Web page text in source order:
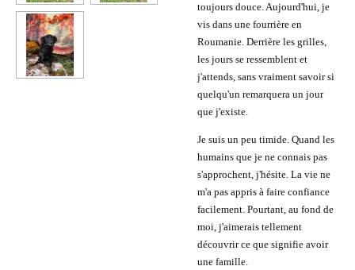
toujours douce. Aujourd'hui, je
vis dans une fourrière en
Roumanie. Derrière les grilles,
les jours se ressemblent et
j'attends, sans vraiment savoir si
quelqu'un remarquera un jour
que j'existe.
Je suis un peu timide. Quand les
humains que je ne connais pas
s'approchent, j'hésite. La vie ne
m'a pas appris à faire confiance
facilement. Pourtant, au fond de
moi, j'aimerais tellement
découvrir ce que signifie avoir
une famille.